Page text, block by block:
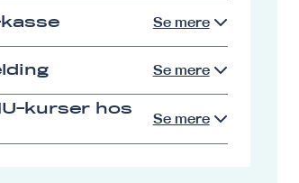
Se mere
Se mere
kurser hos
Se mere